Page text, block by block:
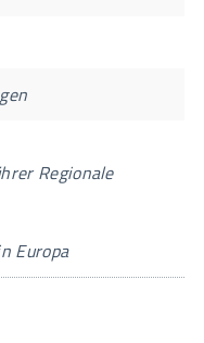
Regionale
Europa